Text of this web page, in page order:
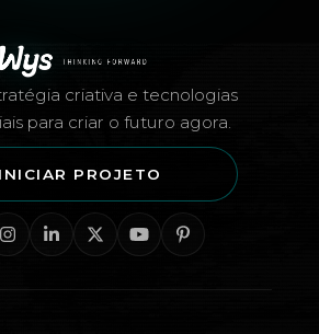
criativa e tecnologias
para criar o futuro agora.
INICIAR PROJETO